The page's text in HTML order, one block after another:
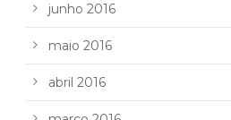
junho 2016
maio 2016
abril 2016